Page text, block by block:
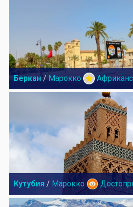
Беркан / Марокко
Кутубия / Марокко